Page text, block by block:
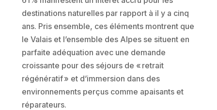
destinations naturelles par rapport à il y a cinq
ans. Pris ensemble, ces éléments montrent que
le Valais et l’ensemble des Alpes se situent en
parfaite adéquation avec une demande
croissante pour des séjours de « retrait
régénératif » et d’immersion dans des
environnements perçus comme apaisants et
réparateurs.